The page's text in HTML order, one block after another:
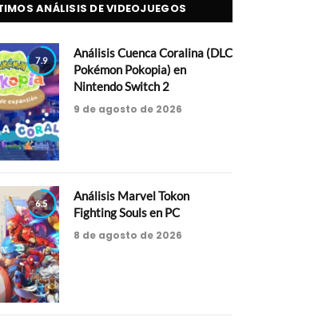
ANÁLISIS DE VIDEOJUEGOS
7.9
Análisis Cuenca Coralina (DLC
Pokémon Pokopia) en
Nintendo Switch 2
9 de agosto de 2026
6.5
Análisis Marvel Tokon
Fighting Souls en PC
8 de agosto de 2026